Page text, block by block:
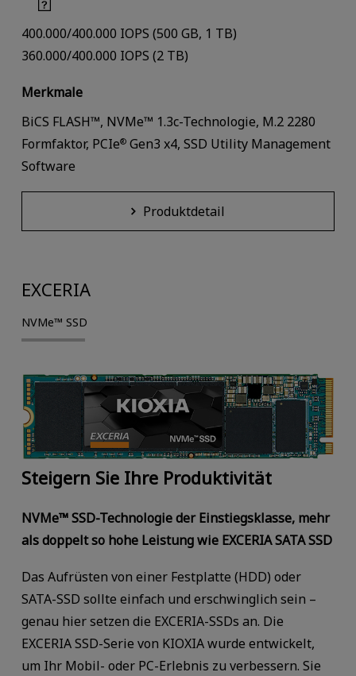
400.000/400.000 IOPS (500 GB, 1 TB)
360.000/400.000 IOPS (2 TB)
Merkmale
BiCS FLASH™, NVMe™ 1.3c-Technologie, M.2 2280
Formfaktor, PCIe®Gen3 x4, SSD Utility Management
Software
Produktdetail
EXCERIA
NVMe™ SSD
Steigern Sie Ihre Produktivität
NVMe™ SSD-Technologie der Einstiegsklasse, mehr
als doppelt so hohe Leistung wie EXCERIA SATA SSD
Das Aufrüsten von einer Festplatte (HDD) oder
SATA-SSD sollte einfach und erschwinglich sein –
genau hier setzen die EXCERIA-SSDs an. Die
EXCERIA SSD-Serie von KIOXIA wurde entwickelt,
um Ihr Mobil- oder PC-Erlebnis zu verbessern. Sie